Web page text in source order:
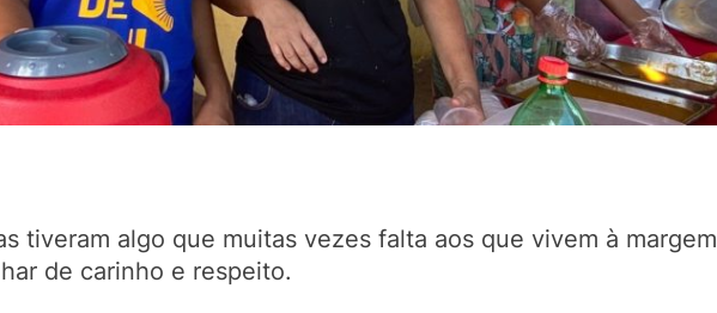
tiveram algo que muitas vezes falta aos que vivem à margem
de carinho e respeito.